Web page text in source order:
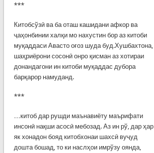
***
Китобсўзӣ ва ба оташ кашидани афкор ва
ҷаҳонбинии халқи мо нахустин бор аз китоби
муқаддаси Авасто оғоз шуда буд.Хушбахтона,
шаҳриёрони сосонӣ онро қисман аз хотираи
донандагони ин китоби муқаддас дубора
барқарор намуданд.
***
…китоб дар рушди маънавиёту маърифати
инсонӣ нақши асосӣ мебозад. Аз ин рў, дар ҳар
як хонадон бояд китобхонаи шахсӣ вуҷуд
дошта бошад, то ки наслҳои имрўзу оянда,